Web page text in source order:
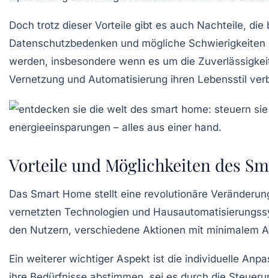
Doch trotz dieser Vorteile gibt es auch Nachteile, die
Datenschutzbedenken und mögliche
werden, insbesondere wenn es um die
Vernetzung und Automatisierung ihren Lebensstil
Vorteile und Möglichkeiten des
Das Smart Home stellt eine revolutionäre
vernetzten Technologien und
den Nutzern, verschiedene Aktionen mit minimalem
Ein weiterer wichtiger Aspekt ist die individuelle